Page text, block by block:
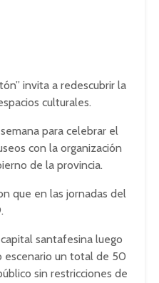
invita a redescubrir la
culturales.
para celebrar el
con la organización
de la provincia.
que en las jornadas del
santafesina luego
escenario un total de 50
sin restricciones de